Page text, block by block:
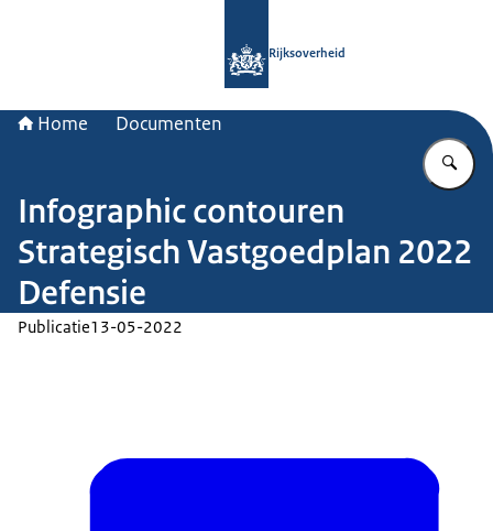
Rijksoverheid
Home Documenten
Infographic contouren
Strategisch Vastgoedplan 2022
Defensie
Publicatie13-05-2022